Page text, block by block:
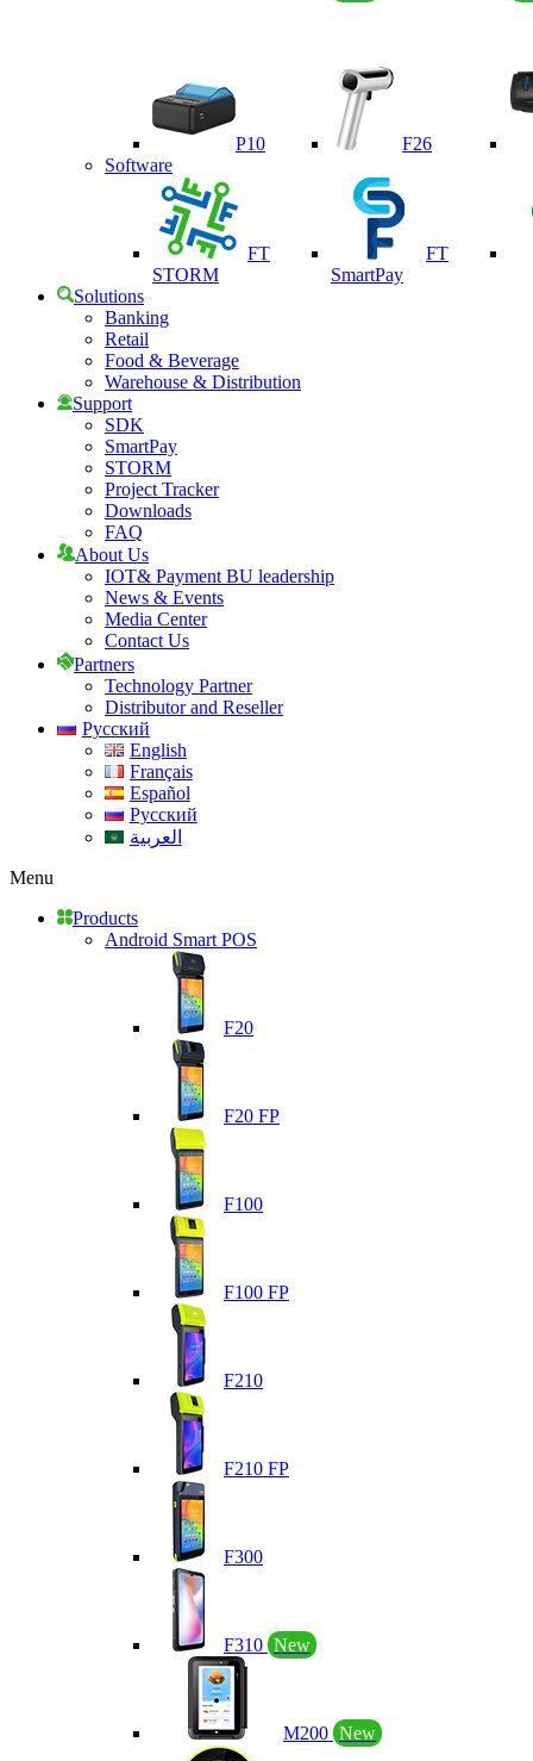
P10
F26
Software
FT
STORM
FT
SmartPay
Solutions
Banking
Retail
Food & Beverage
Warehouse & Distribution
Support
SDK
SmartPay
STORM
Project Tracker
Downloads
FAQ
About Us
IOT& Payment BU leadership
News & Events
Media Center
Contact Us
Partners
Technology Partner
Distributor and Reseller
Русский
English
Français
Español
Русский
العربية
Menu
Products
Android Smart POS
F20
F20 FP
F100
F100 FP
F210
F210 FP
F300
F310 New
M200 New